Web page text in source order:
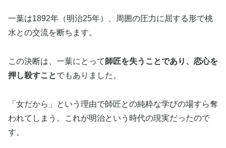
一葉は1892年（明治25年）、周囲の圧力に屈する形で桃
水との交流を断ちます。
この決断は、一葉にとって師匠を失うことであり、恋心を
押し殺すことでもありました。
「女だから」という理由で師匠との純粋な学びの場すら奪
われてしまう。これが明治という時代の現実だったので
す。